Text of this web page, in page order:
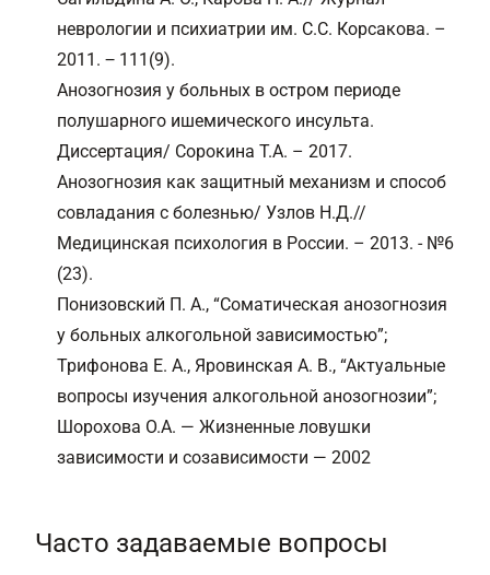
неврологии и психиатрии им. С.С. Корсакова. –
2011. ‒ 111(9).
Анозогнозия у больных в остром периоде
полушарного ишемического инсульта.
Диссертация/ Сорокина Т.А. – 2017.
Анозогнозия как защитный механизм и способ
совладания с болезнью/ Узлов Н.Д.//
Медицинская психология в России. – 2013. - №6
(23).
Понизовский П. А., “Соматическая анозогнозия
у больных алкогольной зависимостью”;
Трифонова Е. А., Яровинская А. В., “Актуальные
вопросы изучения алкогольной анозогнозии”;
Шорохова О.А. — Жизненные ловушки
зависимости и созависимости — 2002
Часто задаваемые вопросы